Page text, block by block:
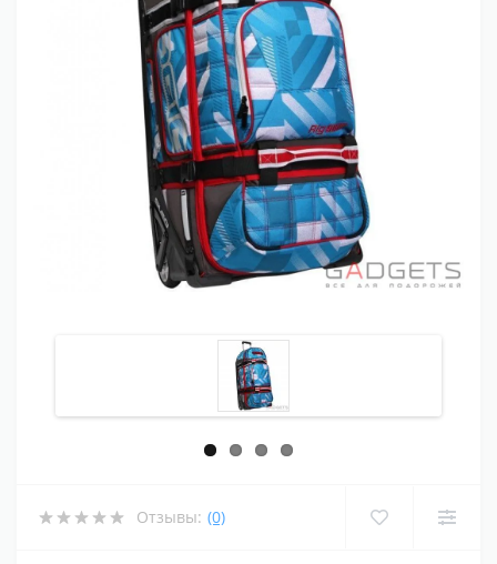
Отзывы: (0)